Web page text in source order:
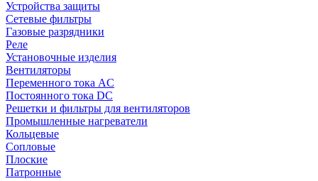
Устройства защиты
Сетевые фильтры
Газовые разрядники
Реле
Установочные изделия
Вентиляторы
Переменного тока AC
Постоянного тока DC
Решетки и фильтры для вентиляторов
Промышленные нагреватели
Кольцевые
Сопловые
Плоские
Патронные